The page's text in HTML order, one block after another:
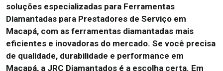
soluções especializadas para Ferramentas
Diamantadas para Prestadores de Serviço em
Macapá, com as ferramentas diamantadas mais
eficientes e inovadoras do mercado. Se você precisa
de qualidade, durabilidade e performance em
Macapá, a JRC Diamantados é a escolha certa. Em